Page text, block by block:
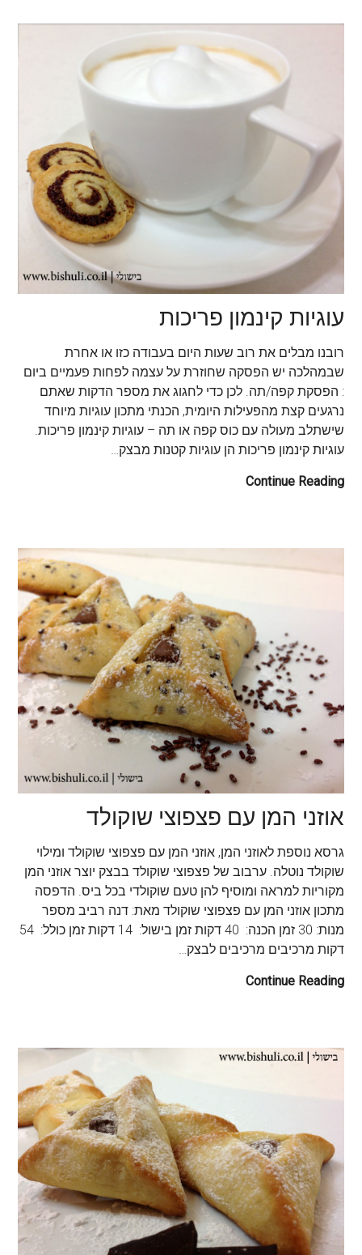
עוגיות קינמון פריכות
רובנו מבלים את רוב שעות היום בעבודה כזו או אחרת
שבמהלכה יש הפסקה שחוזרת על עצמה לפחות פעמיים ביום
: הפסקת קפה/תה. לכן כדי לחגוג את מספר הדקות שאתם
נרגעים קצת מהפעילות היומית, הכנתי מתכון עוגיות מיוחד
שישתלב מעולה עם כוס קפה או תה – עוגיות קינמון פריכות.
עוגיות קינמון פריכות הן עוגיות קטנות מבצק…
Continue Reading
אוזני המן עם פצפוצי שוקולד
גרסא נוספת לאוזני המן, אוזני המן עם פצפוצי שוקולד ומילוי
שוקולד נוטלה. ערבוב של פצפוצי שוקולד בבצק יוצר אוזני המן
מקוריות למראה ומוסיף להן טעם שוקולדי בכל ביס. הדפסה
מתכון אוזני המן עם פצפוצי שוקולד מאת: דנה רביב מספר
מנות: 30 זמן הכנה: 40 דקות זמן בישול: 14 דקות זמן כולל: 54
דקות מרכיבים מרכיבים לבצק…
Continue Reading